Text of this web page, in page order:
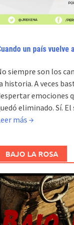
un país vuelve
siempre son los
historia. A veces
emociones
eliminado. Sí.
más →
BAJO LA ROSA